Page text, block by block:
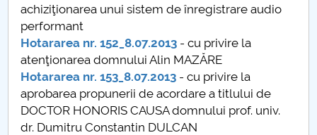
CAR2026
MENIU CANTINA
Hotărâri Senat din 28 ianuarie 2013
Hotărâri Senat din 25 februarie 2013
achiziţionarea unui sistem de înregistrare audio
performant
Hotararea nr. 152_8.07.2013 - cu privire la
atenţionarea domnului Alin MAZĂRE
Hotararea nr. 153_8.07.2013 - cu privire la
aprobarea propunerii de acordare a titlului de
DOCTOR HONORIS CAUSA domnului prof. univ.
dr. Dumitru Constantin DULCAN